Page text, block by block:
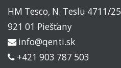
HM Tesco, N. Teslu 4711/25
921 01 Piešťany
info@qenti.sk
+421 903 787 503